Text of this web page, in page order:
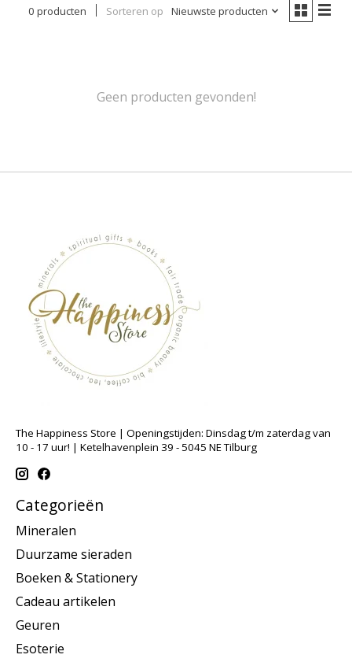
0 producten Sorteren op Nieuwste producten
Geen producten gevonden!
The Happiness Store | Openingstijden: Dinsdag t/m zaterdag van
10 - 17 uur! | Ketelhavenplein 39 - 5045 NE Tilburg
Categorieën
Mineralen
Duurzame sieraden
Boeken & Stationery
Cadeau artikelen
Geuren
Esoterie